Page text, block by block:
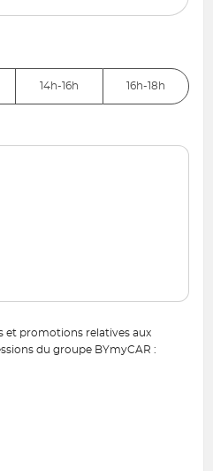
14h-16h 16h-18h
et promotions relatives aux
du groupe BYmyCAR :